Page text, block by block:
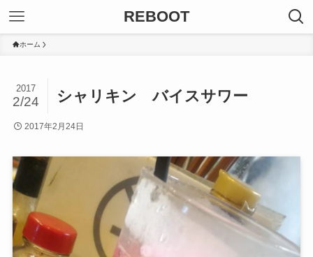
REBOOT
ホーム
シャリキン バイスサワー
2017
2/24
2017年2月24日